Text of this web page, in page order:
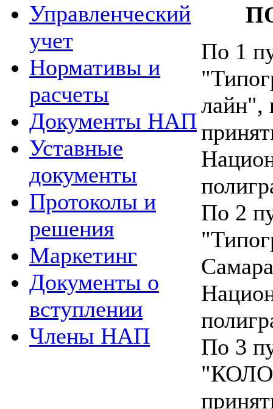
Управленческий
учет
Нормативы и
расчеты
Документы НАП
Уставные
документы
Протоколы и
решения
Маркетинг
Документы о
вступлении
Члены НАП
По 1
лайн",
По 2
По 3